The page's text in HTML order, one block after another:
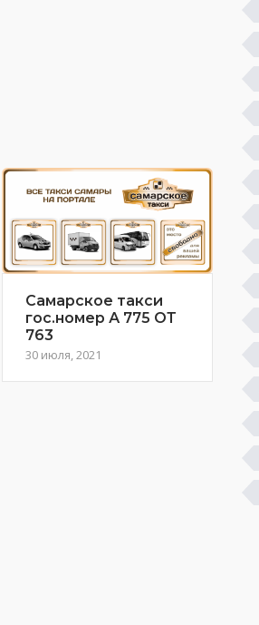
Самарское такси
гос.номер А 775 ОТ
763
30 июля, 2021